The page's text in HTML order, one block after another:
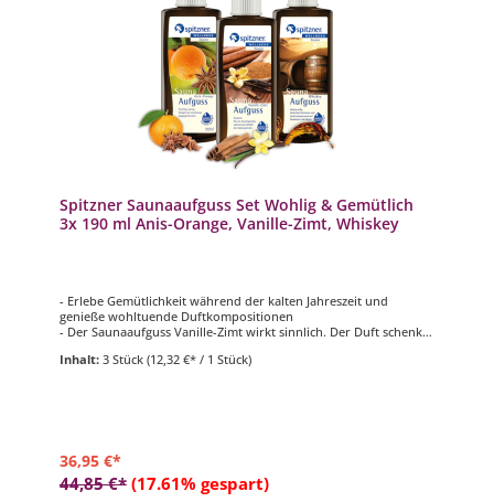
Spitzner Saunaaufguss Set Wohlig & Gemütlich
3x 190 ml Anis-Orange, Vanille-Zimt, Whiskey
- Erlebe Gemütlichkeit während der kalten Jahreszeit und
genieße wohltuende Duftkompositionen
- Der Saunaaufguss Vanille-Zimt wirkt sinnlich. Der Duft schenkt
- Der Saunaaufguss Anis-Orange steigert die emotionale
Inhalt: 3 Stück (12,32 €* / 1 Stück)
36,95 €*
44,85 €* (17.61% gespart)